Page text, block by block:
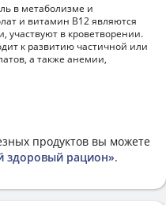
в метаболизме и
и витамин В12 являются
в кроветворении.
к развитию частичной или
а также анемии,
продуктов вы можете
здоровый рацион».